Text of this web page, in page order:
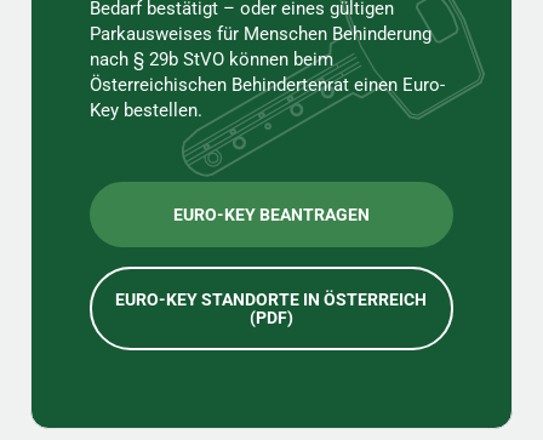
Bedarf bestätigt – oder eines gültigen
Parkausweises für Menschen Behinderung
nach § 29b StVO können beim
Österreichischen Behindertenrat einen Euro-
Key bestellen.
EURO-KEY BEANTRAGEN
EURO-KEY STANDORTE IN ÖSTERREICH
(PDF)